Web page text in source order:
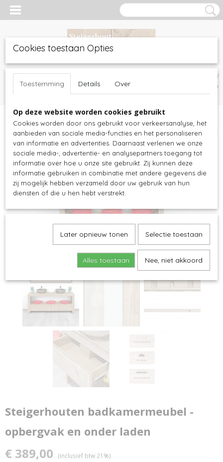
Inloggen Registreren
UW WINKELWAGEN
(0)
Home >Steigerhout meubels>Badkamer>Steigerhouten
badkamermeubel - opbergvak en onder laden
Steigerhouten badkamermeubel -
opbergvak en onder laden
€ 389,00 (inclusief btw 21%)
Cookies toestaan Opties
Toestemming Details Over
Op deze website worden cookies gebruikt
Cookies worden door ons gebruikt voor verkeersanalyse, het
aanbieden van sociale media-functies en het personaliseren
van informatie en advertenties. Daarnaast verlenen we onze
sociale media-, advertentie- en analysepartners toegang tot
informatie over hoe u onze site gebruikt. Zij kunnen deze
informatie gebruiken in combinatie met andere gegevens die
zij mogelijk hebben verzameld door uw gebruik van hun
diensten of die u hen hebt verstrekt.
Later opnieuw tonen Selectie toestaan
Alles toestaan Nee, niet akkoord